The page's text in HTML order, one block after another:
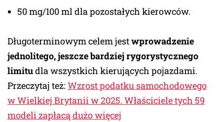
50 mg/100 ml dla pozostałych kierowców.
Długoterminowym celem jestwprowadzenie
jednolitego, jeszcze bardziej rygorystycznego
limitudla wszystkich kierujących pojazdami.
Przeczytaj też: Wzrost podatku samochodowego
w Wielkiej Brytanii w 2025. Właściciele tych 59
modeli zapłacą dużo więcej